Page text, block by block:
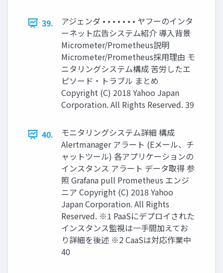
39.
アジェンダ • • • • • • • ヤフーのインタ
ーネット広告システム紹介 導入背景
Micrometer/Prometheus説明
Micrometer/Prometheus採用理由 モ
ニタリングシステム構成 苦労したエ
ピソード・トラブル まとめ
Copyright (C) 2018 Yahoo Japan
Corporation. All Rights Reserved. 39
40.
モニタリングシステム詳細 構成
Alertmanager アラート (Eメール、チ
ャットツール) 各アプリケーションの
インスタンス アラート データ取得 参
照 Grafana pull Prometheus エンジ
ニア Copyright (C) 2018 Yahoo
Japan Corporation. All Rights
Reserved. ※1 PaaSにデプロイされた
インスタンス監視は一手間加えてお
り詳細を後述 ※2 CaaSは対応作業中
40